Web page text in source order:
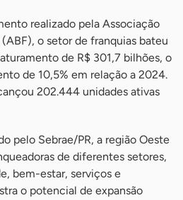
realizado pela Associação
o setor de franquias bateu
de R$ 301,7 bilhões, o
de 10,5% em relação a 2024.
202.444 unidades ativas
pelo Sebrae/PR, a região Oeste
de diferentes setores,
bem-estar, serviços e
o potencial de expansão